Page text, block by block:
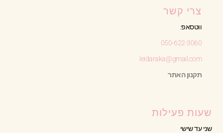
צרי קשר
ווטסאפ:
050-622-3060
leidaraka@gmail.com
תקנון האתר
שעות פעילות
שני עד שישי